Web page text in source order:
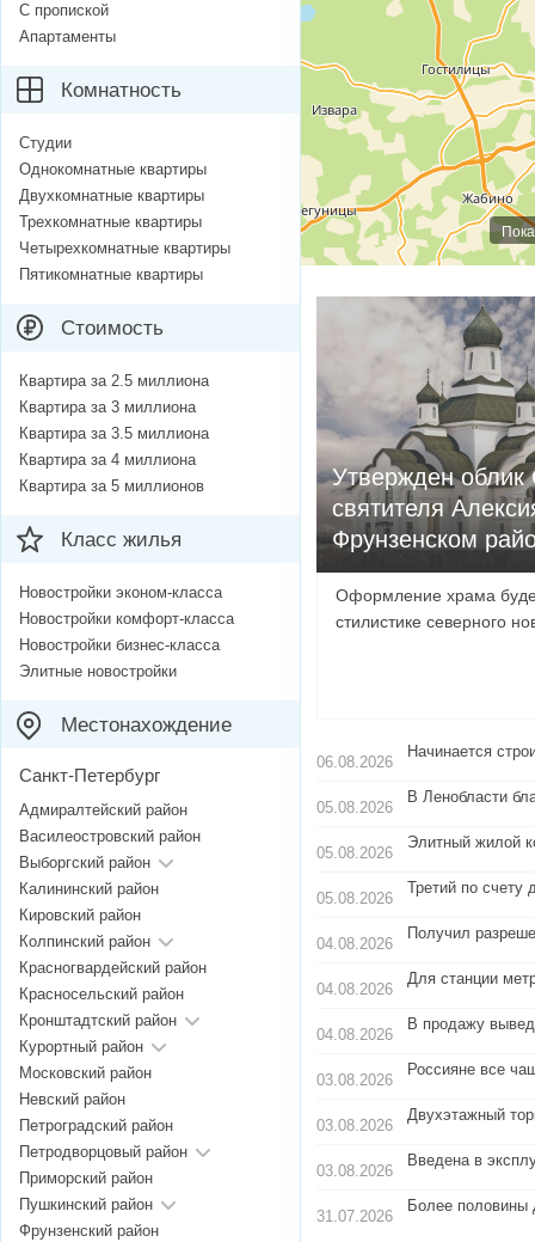
Утвержден облик
святителя
Фрунзенском
Оформление храма
стилистике северного
06.08.2026
Начинается
05.08.2026
В Ленобласти
05.08.2026
Элитный жилой
05.08.2026
Третий по
04.08.2026
Получил
04.08.2026
Для станции
04.08.2026
В продажу
03.08.2026
Россияне все
03.08.2026
Двухэтажный
03.08.2026
Введена в
31.07.2026
Более половины
С пропиской
Апартаменты
Комнатность
Студии
Однокомнатные квартиры
Двухкомнатные квартиры
Трехкомнатные квартиры
Четырехкомнатные квартиры
Пятикомнатные квартиры
Стоимость
Квартира за 2.5 миллиона
Квартира за 3 миллиона
Квартира за 3.5 миллиона
Квартира за 4 миллиона
Квартира за 5 миллионов
Класс жилья
Новостройки эконом-класса
Новостройки комфорт-класса
Новостройки бизнес-класса
Элитные новостройки
Местонахождение
Санкт-Петербург
Адмиралтейский район
Василеостровский район
Выборгский район
Калининский район
Кировский район
Колпинский район
Красногвардейский район
Красносельский район
Кронштадтский район
Курортный район
Московский район
Невский район
Петроградский район
Петродворцовый район
Приморский район
Пушкинский район
Фрунзенский район